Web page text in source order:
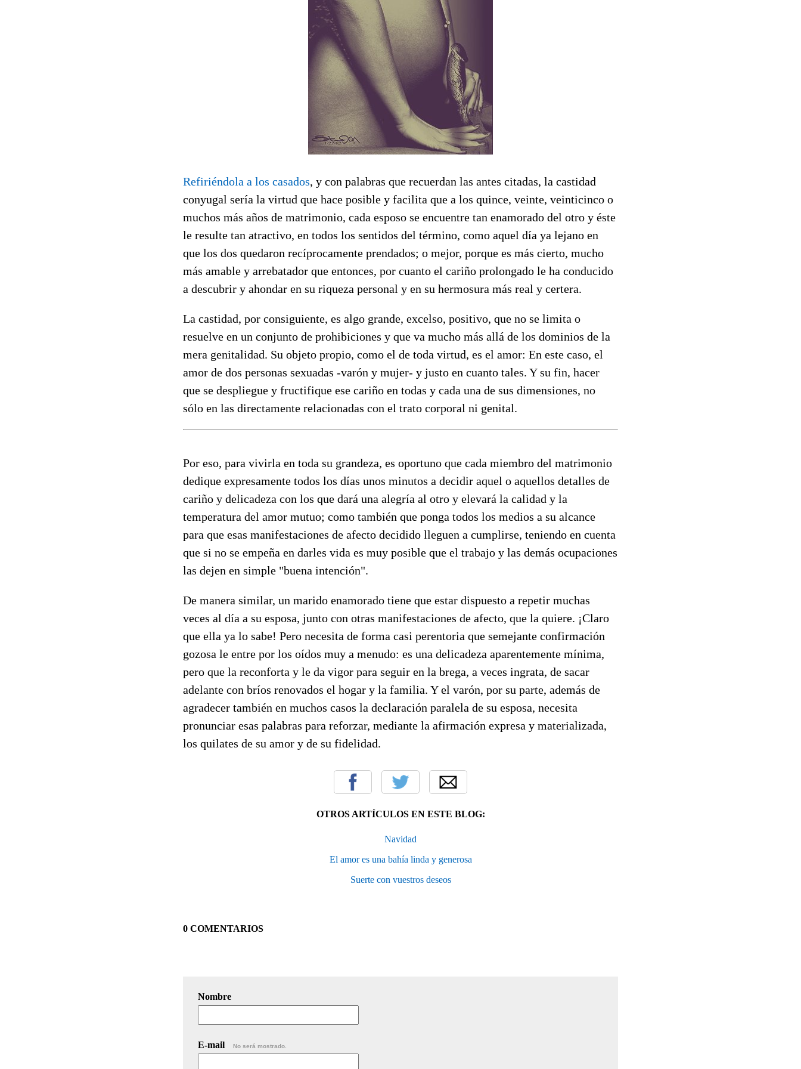
Refiriéndola a los casados, y con palabras que recuerdan las antes citadas, la castidad
conyugal sería la virtud que hace posible y facilita que a los quince, veinte, veinticinco o
muchos más años de matrimonio, cada esposo se encuentre tan enamorado del otro y éste
le resulte tan atractivo, en todos los sentidos del término, como aquel día ya lejano en
que los dos quedaron recíprocamente prendados; o mejor, porque es más cierto, mucho
más amable y arrebatador que entonces, por cuanto el cariño prolongado le ha conducido
a descubrir y ahondar en su riqueza personal y en su hermosura más real y certera.
La castidad, por consiguiente, es algo grande, excelso, positivo, que no se limita o
resuelve en un conjunto de prohibiciones y que va mucho más allá de los dominios de la
mera genitalidad. Su objeto propio, como el de toda virtud, es el amor: En este caso, el
amor de dos personas sexuadas -varón y mujer- y justo en cuanto tales. Y su fin, hacer
que se despliegue y fructifique ese cariño en todas y cada una de sus dimensiones, no
sólo en las directamente relacionadas con el trato corporal ni genital.
Por eso, para vivirla en toda su grandeza, es oportuno que cada miembro del matrimonio
dedique expresamente todos los días unos minutos a decidir aquel o aquellos detalles de
cariño y delicadeza con los que dará una alegría al otro y elevará la calidad y la
temperatura del amor mutuo; como también que ponga todos los medios a su alcance
para que esas manifestaciones de afecto decidido lleguen a cumplirse, teniendo en cuenta
que si no se empeña en darles vida es muy posible que el trabajo y las demás ocupaciones
las dejen en simple "buena intención".
De manera similar, un marido enamorado tiene que estar dispuesto a repetir muchas
veces al día a su esposa, junto con otras manifestaciones de afecto, que la quiere. ¡Claro
que ella ya lo sabe! Pero necesita de forma casi perentoria que semejante confirmación
gozosa le entre por los oídos muy a menudo: es una delicadeza aparentemente mínima,
pero que la reconforta y le da vigor para seguir en la brega, a veces ingrata, de sacar
adelante con bríos renovados el hogar y la familia. Y el varón, por su parte, además de
agradecer también en muchos casos la declaración paralela de su esposa, necesita
pronunciar esas palabras para reforzar, mediante la afirmación expresa y materializada,
los quilates de su amor y de su fidelidad.
OTROS ARTÍCULOS EN ESTE BLOG:
Navidad
El amor es una bahía linda y generosa
Suerte con vuestros deseos
0 COMENTARIOS
Nombre
E-mail No será mostrado.